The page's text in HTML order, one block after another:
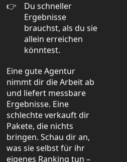
Du schneller
Ergebnisse
brauchst, als du sie
allein erreichen
könntest.
Eine gute Agentur
nimmt dir die Arbeit ab
und liefert messbare
Ergebnisse. Eine
schlechte verkauft dir
Pakete, die nichts
bringen. Schau dir an,
was sie selbst für ihr
eigenes Ranking tun –